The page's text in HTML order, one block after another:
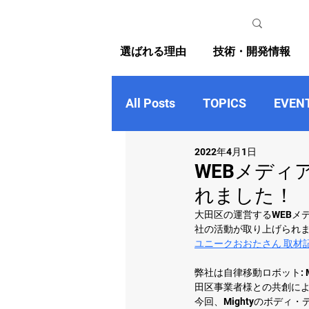
選ばれる理由 技術・開発情報
All Posts TOPICS
WEBメディ
れました！
2022年4月1日
大田区の運営するWEBメ
社の活動が取り上げられ
ユニークおおたさん 取材
弊社は自律移動ロボット:
田区事業者様との共創に
今回、Mightyのボディ・